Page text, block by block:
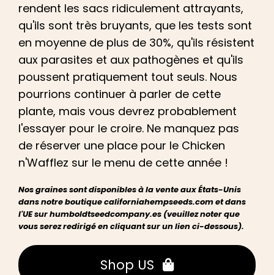
rendent les sacs ridiculement attrayants,
qu'ils sont très bruyants, que les tests sont
en moyenne de plus de 30%, qu'ils résistent
aux parasites et auxpathogènes et qu'ils
poussent pratiquement tout seuls. Nous
pourrions continuer à parler de cette
plante, mais vous devrez probablement
l'essayer pour le croire. Ne manquez pas
de réserver une place pour le Chicken
n'Wafflez sur le menu de cette année !
Nos graines sont disponibles à la vente aux États-Unis
dans notre boutique californiahempseeds.com et dans
l'UE sur humboldtseedcompany.es (veuillez noter que
vous serez redirigé en cliquant sur un lien ci-dessous).
Shop US